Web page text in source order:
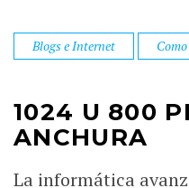
Blogs e Internet
1024 U 800
ANCHURA
La informática